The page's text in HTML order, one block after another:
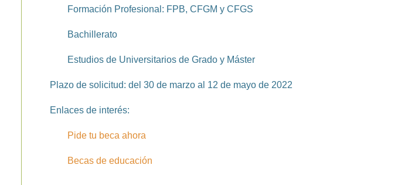
Formación Profesional: FPB, CFGM y CFGS
Bachillerato
Estudios de Universitarios de Grado y Máster
Plazo de solicitud: del 30 de marzo al 12 de mayo de 2022
Enlaces de interés:
Pide tu beca ahora
Becas de educación